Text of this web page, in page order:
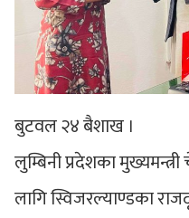
बुटवल २४ बैशाख ।
लुम्बिनी प्रदेशका
लागि स्विजरल्याण्डका